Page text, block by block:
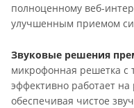
полноценному веб-
улучшенным приемом
Звуковые решения
микрофонная решетка с
эффективно работает
обеспечивая чистое